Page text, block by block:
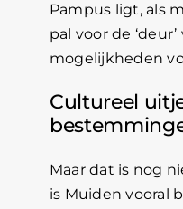
Pampus ligt, als
pal voor de
mogelijkheden
Cultureel
Maar dat is nog
is Muiden vooral